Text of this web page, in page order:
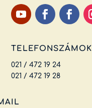
TELEFONSZÁMOK
021 / 472 19 24
021 / 472 19 28